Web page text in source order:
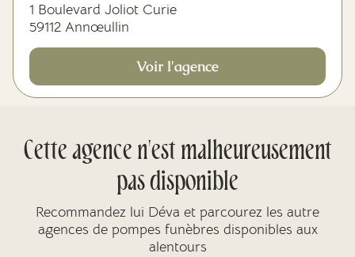
1 Boulevard Joliot Curie
59112 Annœullin
Voir l'agence
Cette agence n'est malheureusement
pas disponible
Recommandez lui Déva et parcourez les autre
agences de pompes funèbres disponibles aux
alentours